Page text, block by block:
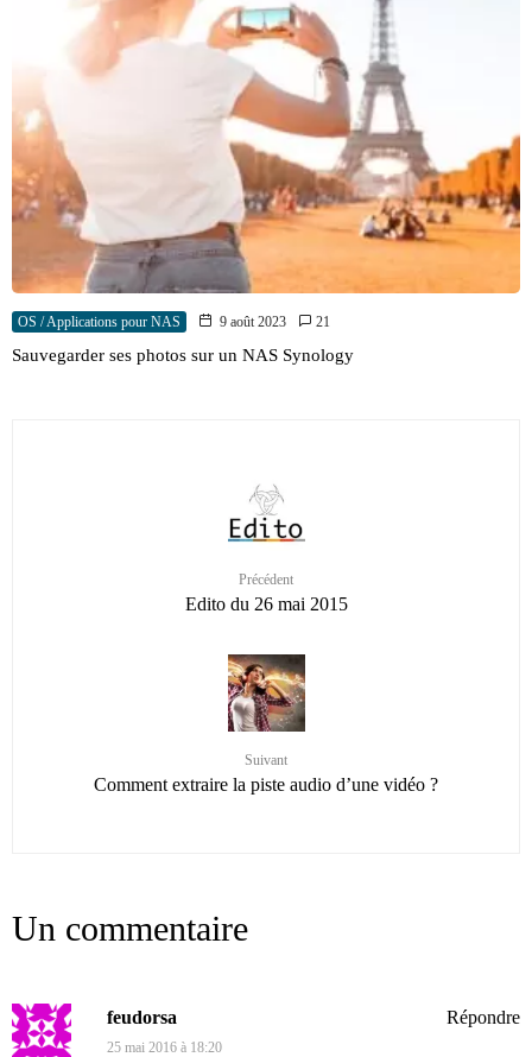
OS / Applications pour NAS 9 août 2023 21
Sauvegarder ses photos sur un NAS Synology
Précédent
Edito du 26 mai 2015
Suivant
Comment extraire la piste audio d’une vidéo ?
Un commentaire
feudorsa
25 mai 2016 à 18:20
Répondre